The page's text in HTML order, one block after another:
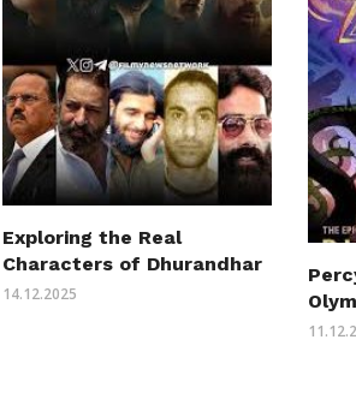
Exploring the Real
Characters of Dhurandhar
14.12.2025